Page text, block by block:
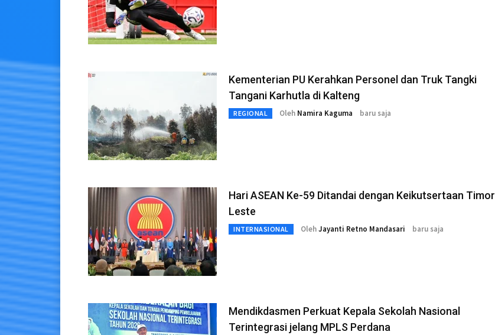
Kementerian PU Kerahkan Personel dan Truk Tangki
Tangani Karhutla di Kalteng
REGIONAL Oleh Namira Kaguma baru saja
Hari ASEAN Ke-59 Ditandai dengan Keikutsertaan Timor
Leste
INTERNASIONAL OlehJayanti Retno Mandasari baru saja
Mendikdasmen Perkuat Kepala Sekolah Nasional
Terintegrasi jelang MPLS Perdana